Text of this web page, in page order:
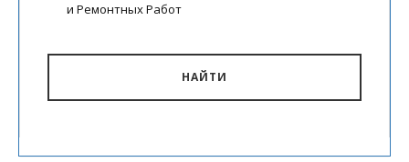
и Ремонтных Работ
НАЙТИ